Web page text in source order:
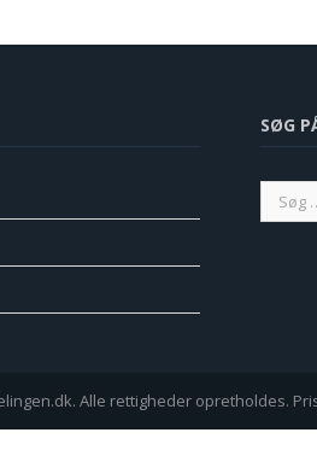
SØG
Alle rettigheder opretholdes.